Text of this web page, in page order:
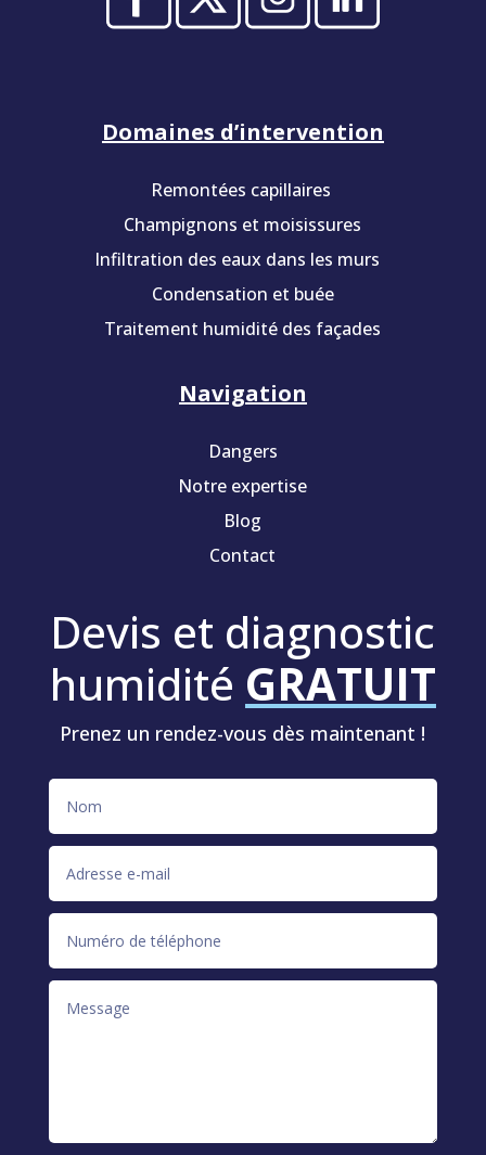
Domaines d’intervention
Remontées capillaires
Champignons et moisissures
Infiltration des eaux dans les murs
Condensation et buée
Traitement humidité des façades
Navigation
Dangers
Notre expertise
Blog
Contact
Devis et diagnostic
humidité GRATUIT
Prenez un rendez-vous dès maintenant !